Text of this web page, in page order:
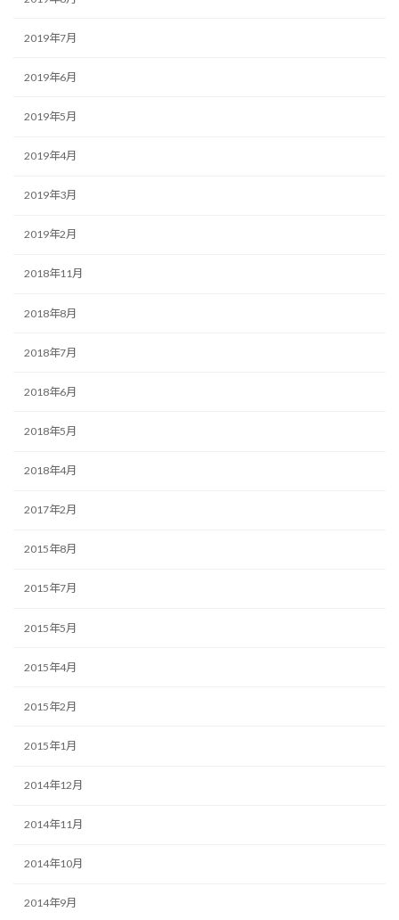
2019年7月
2019年6月
2019年5月
2019年4月
2019年3月
2019年2月
2018年11月
2018年8月
2018年7月
2018年6月
2018年5月
2018年4月
2017年2月
2015年8月
2015年7月
2015年5月
2015年4月
2015年2月
2015年1月
2014年12月
2014年11月
2014年10月
2014年9月